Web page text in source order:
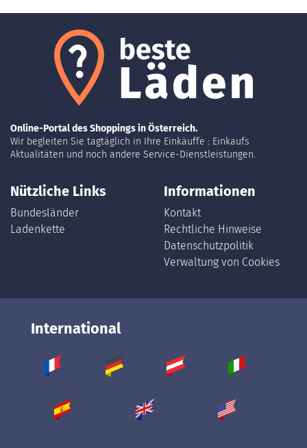
Online-Portal des Shoppings in Österreich.
Wir begleiten Sie tagtäglich in Ihre Einkäuffe : Einkaufs
Aktualitäten und noch andere Service-Dienstleistungen.
Nützliche Links
Bundesländer
Ladenkette
Informationen
Kontakt
Rechtliche Hinweise
Datenschutzpolitik
Verwaltung von Cookies
International